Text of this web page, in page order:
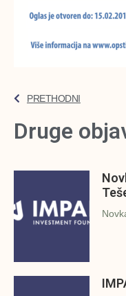
PRETHODNI
Druge